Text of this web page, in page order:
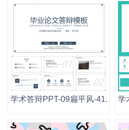
学术答辩PPT-09扁平风-41.pptx学